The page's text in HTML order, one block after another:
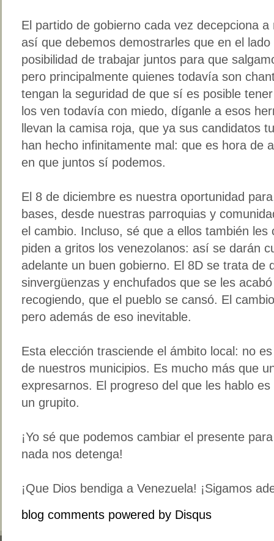
El partido de gobierno cada vez decepciona
así que debemos demostrarles que en el
posibilidad de trabajar juntos para que
pero principalmente quienes todavía son
tengan la seguridad de que sí es posible
los ven todavía con miedo, díganle a esos
llevan la camisa roja, que ya sus candidatos
han hecho infinitamente mal: que es hora de
en que juntos sí podemos.
El 8 de diciembre es nuestra oportunidad
bases, desde nuestras parroquias y
el cambio. Incluso, sé que a ellos también les
piden a gritos los venezolanos: así se darán
adelante un buen gobierno. El 8D se trata de
sinvergüenzas y enchufados que se les
recogiendo, que el pueblo se cansó. El
pero además de eso inevitable.
Esta elección trasciende el ámbito local: no
de nuestros municipios. Es mucho más que
expresarnos. El progreso del que les hablo
un grupito.
¡Yo sé que podemos cambiar el presente
nada nos detenga!
¡Que Dios bendiga a Venezuela! ¡Sigamos
blog comments powered by Disqus